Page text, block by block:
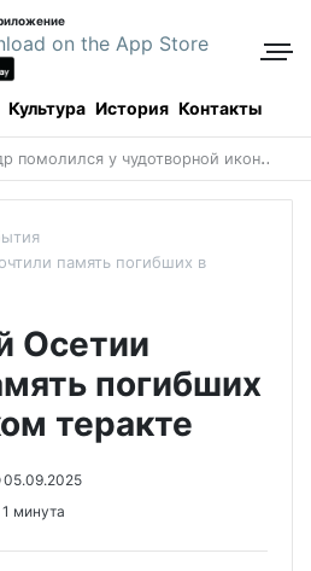
Культура История Контакты
ВАксайском ските состоится торжественное богослужение в память о святых Серафиме и Феогносте
память погибших в
Осетии
погибших
теракте
05.09.2025
1 минута